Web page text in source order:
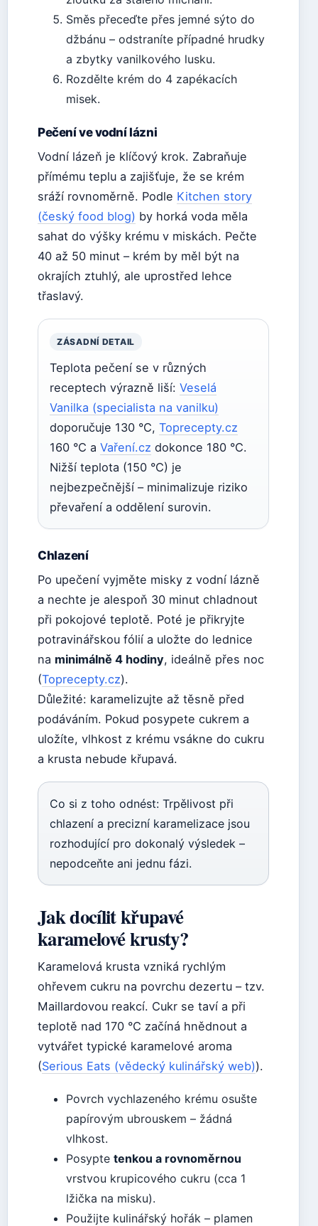
Směs přeceďte přes jemné sýto do
džbánu – odstraníte případné hrudky
a zbytky vanilkového lusku.
Rozdělte krém do 4 zapékacích
misek.
Pečení ve vodní lázni
Vodní lázeň je klíčový krok. Zabraňuje
přímému teplu a zajišťuje, že se krém
sráží rovnoměrně. Podle Kitchen story
(český food blog) by horká voda měla
sahat do výšky krému v miskách. Pečte
40 až 50 minut – krém by měl být na
okrajích ztuhlý, ale uprostřed lehce
třaslavý.
ZÁSADNÍ DETAIL
Teplota pečení se v různých
receptech výrazně liší: Veselá
Vanilka (specialista na vanilku)
doporučuje 130 °C, Toprecepty.cz
160 °C a Vaření.cz dokonce 180 °C.
Nižší teplota (150 °C) je
nejbezpečnější – minimalizuje riziko
převaření a oddělení surovin.
Chlazení
Po upečení vyjměte misky z vodní lázně
a nechte je alespoň 30 minut chladnout
při pokojové teplotě. Poté je přikryjte
potravinářskou fólií a uložte do lednice
na minimálně 4 hodiny, ideálně přes noc
(Toprecepty.cz).
Důležité: karamelizujte až těsně před
podáváním. Pokud posypete cukrem a
uložíte, vlhkost z krému vsákne do cukru
a krusta nebude křupavá.
Co si z toho odnést: Trpělivost při
chlazení a precizní karamelizace jsou
rozhodující pro dokonalý výsledek –
nepodceňte ani jednu fázi.
Jak docílit křupavé
karamelové krusty?
Karamelová krusta vzniká rychlým
ohřevem cukru na povrchu dezertu – tzv.
Maillardovou reakcí. Cukr se taví a při
teplotě nad 170 °C začíná hnědnout a
vytvářet typické karamelové aroma
(Serious Eats (vědecký kulinářský web)).
Povrch vychlazeného krému osušte
papírovým ubrouskem – žádná
vlhkost.
Posypte tenkou a rovnoměrnou
vrstvou krupicového cukru (cca 1
lžička na misku).
Použijte kulinářský hořák – plamen